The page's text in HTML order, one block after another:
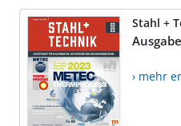
Stahl +
› mehr